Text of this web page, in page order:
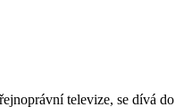
televize, se dívá do